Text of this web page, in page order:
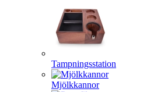
Tampningsstation
Mjölkkannor